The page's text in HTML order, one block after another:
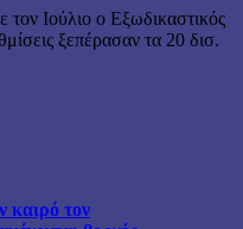
Ιούλιο ο Εξωδικαστικός
ξεπέρασαν τα 20 δισ.
καιρό τον